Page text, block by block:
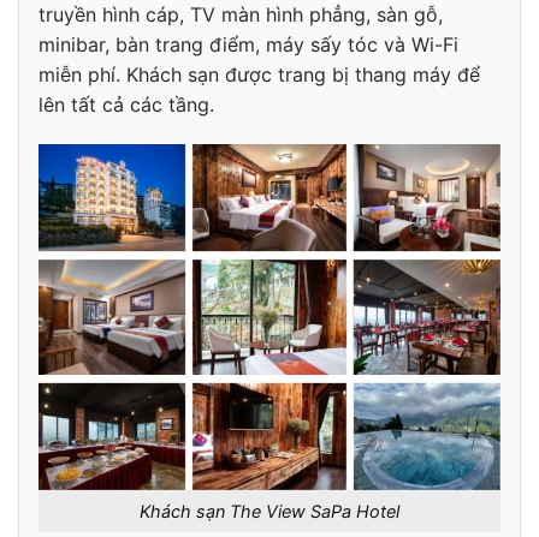
truyền hình cáp, TV màn hình phẳng, sàn gỗ,
minibar, bàn trang điểm, máy sấy tóc và Wi-Fi
miễn phí. Khách sạn được trang bị thang máy để
lên tất cả các tầng.
Khách sạn The View SaPa Hotel